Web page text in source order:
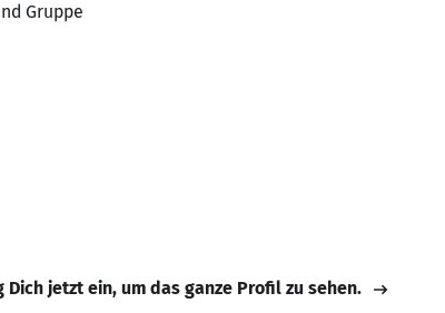
Gruppe
Dich jetzt ein, um das ganze Profil zu sehen.